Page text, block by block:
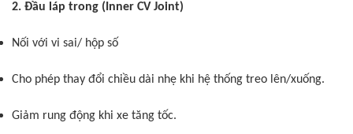
2. Đầu láp trong (Inner CV Joint)
Nối với vi sai/ hộp số
Cho phép thay đổi chiều dài nhẹ khi hệ thống treo lên/xuống.
Giảm rung động khi xe tăng tốc.